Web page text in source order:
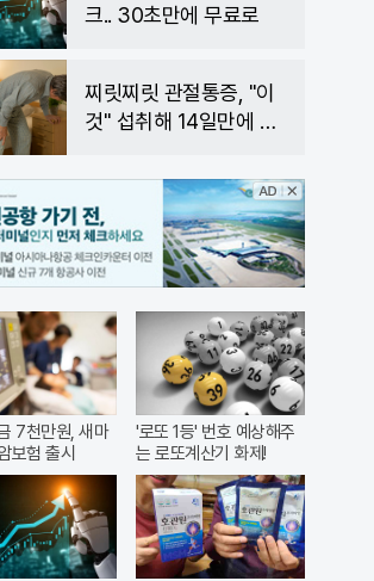
크.. 30초만에 무료로
찌릿찌릿 관절통증, "이
것" 섭취해 14일만에 완
7천만원, 새마
보험 출시
'로또 1등' 번호 예상해주
는 로또계산기 화제!